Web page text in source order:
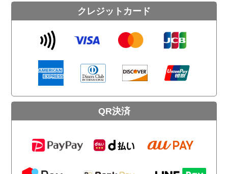
クレジットカード
QR決済